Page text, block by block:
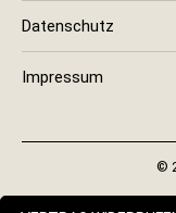
Datenschutz
Impressum
©